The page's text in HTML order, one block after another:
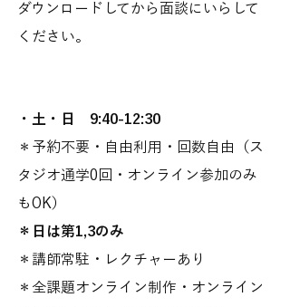
ダウンロードしてから面談にいらして
ください。
・土・日 9:40-12:30
＊予約不要・自由利用・回数自由（ス
タジオ通学0回・オンライン参加のみ
もOK）
＊日は第1,3のみ
＊講師常駐・レクチャーあり
＊全課題オンライン制作・オンライン